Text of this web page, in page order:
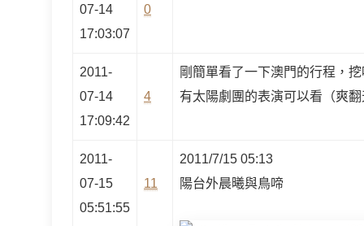
07-14
17:03:07
0
2011-
07-14
17:09:42
4
剛簡單看了一下澳門的行程，
有太陽劇團的表演可以看（爽
2011-
07-15
05:51:55
11
2011/7/15 05:13
陽台外晨曦與鳥啼